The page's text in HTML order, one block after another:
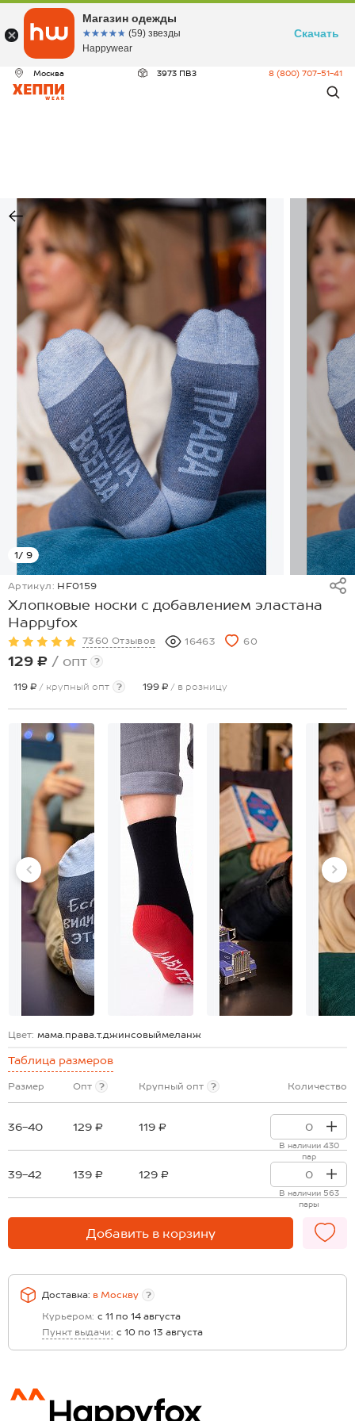
Москва 3973 ПВЗ 8 (800) 707-51-41
1/ 9
Артикул: HF0159
Хлопковые носки с добавлением эластана
Happyfox
7360 Отзывов 16463 60
129 ₽ / опт ?
119 ₽ / крупный опт ? 199 ₽ / в розницу
Цвет: мама.права.т.джинсовыймеланж
Таблица размеров
Размер Опт ? Крупный опт ? Количество
36-40 129 ₽ 119 ₽
В наличии 430
пар
39-42 139 ₽ 129 ₽
В наличии 563
пары
Добавить в корзину
Доставка: в Москву
?
Курьером: с 11 по 14 августа
Пункт выдачи: с 10 по 13 августа
Магазин одежды
☆☆☆☆☆
★★★★★ (59) звезды
Happywear
Скачать